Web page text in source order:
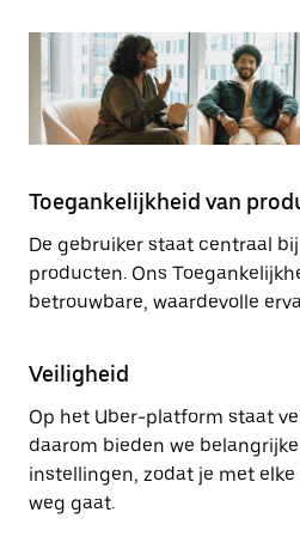
Toegankelijkheid van
De gebruiker staat centraal
producten. Ons
betrouwbare, waardevolle
Veiligheid
Op het Uber-platform staat
daarom bieden we
instellingen, zodat je met
weg gaat.